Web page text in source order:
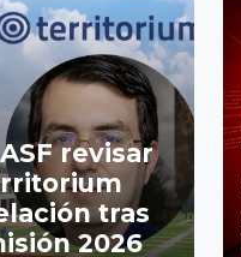
revisar
tras
2026